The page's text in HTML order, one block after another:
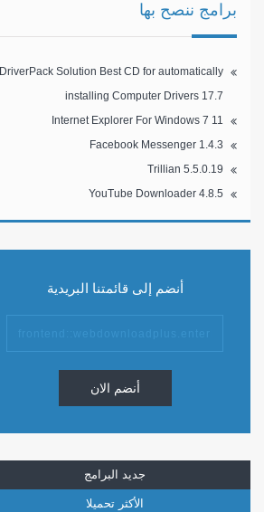
برامج ننصح بها
DriverPack Solution Best CD for automatically
installing Computer Drivers 17.7
Internet Explorer For Windows 7 11
Facebook Messenger 1.4.3
Trillian 5.5.0.19
YouTube Downloader 4.8.5
أنضم إلى قائمتنا البريدية
أنضم الان
جديد البرامج
الأكثر تحميلا